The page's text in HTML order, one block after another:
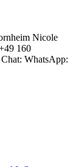
Nicole
160
WhatsApp: